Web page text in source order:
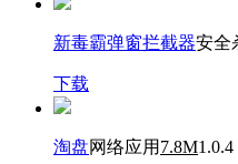
新毒霸弹窗拦截器安全
下载
淘盘网络应用 7.8M1.0.4